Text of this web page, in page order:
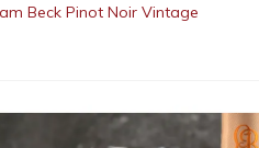
Beck Pinot Noir Vintage